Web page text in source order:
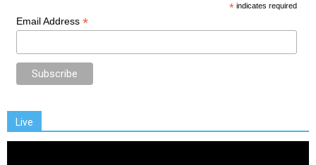
* indicates required
Email Address *
Live